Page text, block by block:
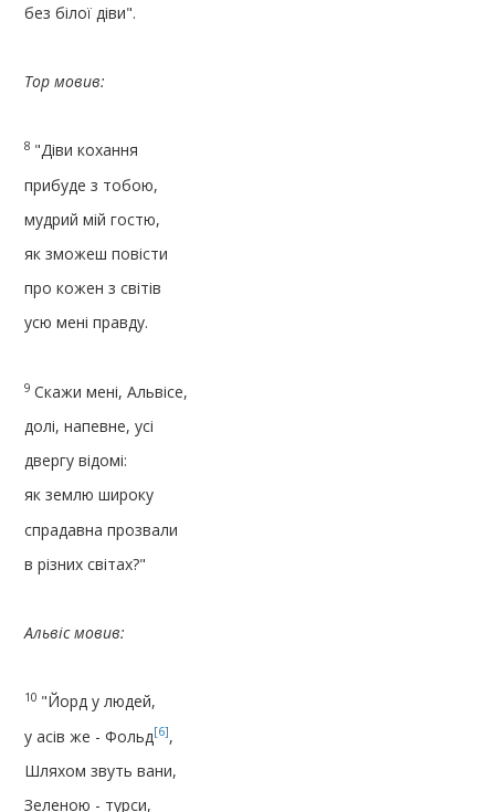
без білоï діви".
Тор мовив:
8 "Діви кохання
прибуде з тобою,
мудрий мій гостю,
як зможеш повісти
про кожен з світів
усю мені правду.
9 Скажи мені, Альвісе,
долі, напевне, усі
двергу відомі:
як землю широку
спрадавна прозвали
в різних світах?"
Альвіс мовив:
10 "Йорд у людей,
у асів же - Фольд[6],
Шляхом звуть вани,
Зеленою - турси,